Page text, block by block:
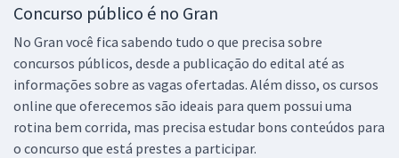
Concurso público é no Gran
No Gran você fica sabendo tudo o que precisa sobre
concursos públicos, desde a publicação do edital até as
informações sobre as vagas ofertadas. Além disso, os cursos
online que oferecemos são ideais para quem possui uma
rotina bem corrida, mas precisa estudar bons conteúdos para
o concurso que está prestes a participar.